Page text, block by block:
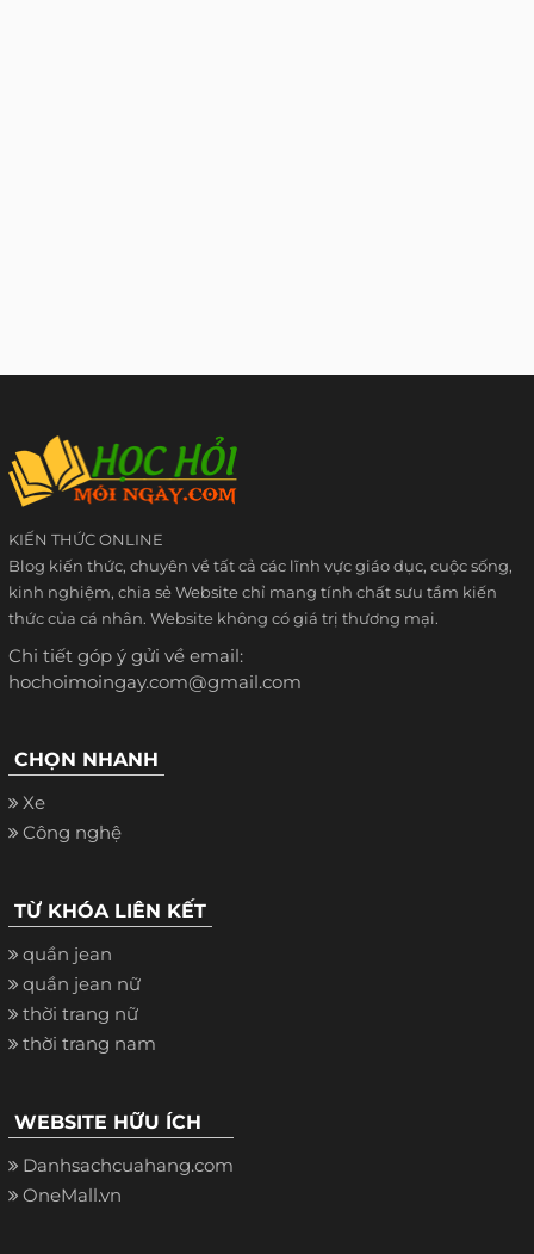
KIẾN THỨC ONLINE
Blog kiến thức, chuyên về tất cả các lĩnh vực giáo dục, cuộc sống,
kinh nghiệm, chia sẻ Website chỉ mang tính chất sưu tầm kiến
thức của cá nhân. Website không có giá trị thương mại.
Chi tiết góp ý gửi về email:
hochoimoingay.com@gmail.com
CHỌN NHANH
Xe
Công nghệ
TỪ KHÓA LIÊN KẾT
quần jean
quần jean nữ
thời trang nữ
thời trang nam
WEBSITE HỮU ÍCH
Danhsachcuahang.com
OneMall.vn